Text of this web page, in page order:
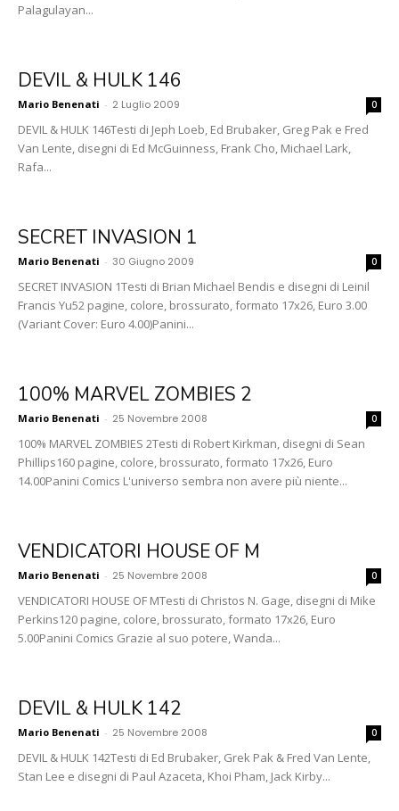
Palagulayan...
DEVIL & HULK 146
Mario Benenati - 2 Luglio 2009 0
DEVIL & HULK 146Testi di Jeph Loeb, Ed Brubaker, Greg Pak e Fred
Van Lente, disegni di Ed McGuinness, Frank Cho, Michael Lark,
Rafa...
SECRET INVASION 1
Mario Benenati - 30 Giugno 2009 0
SECRET INVASION 1Testi di Brian Michael Bendis e disegni di Leinil
Francis Yu52 pagine, colore, brossurato, formato 17x26, Euro 3.00
(Variant Cover: Euro 4.00)Panini...
100% MARVEL ZOMBIES 2
Mario Benenati - 25 Novembre 2008 0
100% MARVEL ZOMBIES 2Testi di Robert Kirkman, disegni di Sean
Phillips160 pagine, colore, brossurato, formato 17x26, Euro
14.00Panini Comics L'universo sembra non avere più niente...
VENDICATORI HOUSE OF M
Mario Benenati - 25 Novembre 2008 0
VENDICATORI HOUSE OF MTesti di Christos N. Gage, disegni di Mike
Perkins120 pagine, colore, brossurato, formato 17x26, Euro
5.00Panini Comics Grazie al suo potere, Wanda...
DEVIL & HULK 142
Mario Benenati - 25 Novembre 2008 0
DEVIL & HULK 142Testi di Ed Brubaker, Grek Pak & Fred Van Lente,
Stan Lee e disegni di Paul Azaceta, Khoi Pham, Jack Kirby...